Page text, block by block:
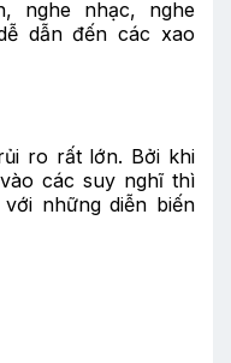
nghe nhạc, nghe
dẫn đến các xao
ro rất lớn. Bởi khi
các suy nghĩ thì
những diễn biến